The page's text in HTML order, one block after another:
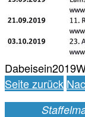
Seite zurück